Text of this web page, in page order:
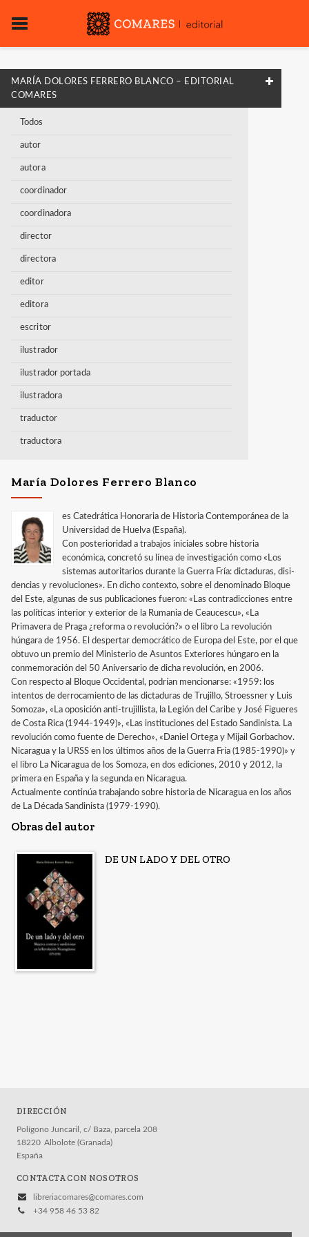
MARÍA DOLORES FERRERO BLANCO – EDITORIAL
COMARES
Todos
autor
autora
coordinador
coordinadora
director
directora
editor
editora
escritor
ilustrador
ilustrador portada
ilustradora
traductor
traductora
María Dolores Ferrero Blanco
es Catedrática Honoraria de Historia Contemporánea de la
Universidad de Huelva (España).
Con posterioridad a trabajos iniciales sobre historia
económica, concretó su línea de investigación como «Los
sistemas autoritarios durante la Guerra Fría: dictaduras, disi­
dencias y revoluciones». En dicho contexto, sobre el denominado Bloque
del Este, algunas de sus publicaciones fueron: «Las contradicciones entre
las políticas interior y exterior de la Rumania de Ceaucescu», «La
Primavera de Praga ¿reforma o revolución?» o el libro La revolución
húngara de 1956. El despertar democrático de Europa del Este, por el que
obtuvo un premio del Ministerio de Asuntos Exteriores húngaro en la
conmemoración del 50 Aniversario de dicha revolución, en 2006.
Con respecto al Bloque Occidental, podrían mencio­narse: «1959: los
intentos de derrocamiento de las dictaduras de Trujillo, Stroessner y Luis
Somoza», «La oposición anti-trujillista, la Legión del Caribe y José Figueres
de Costa Rica (1944-1949)», «Las instituciones del Estado Sandinista. La
revolución como fuente de Derecho», «Daniel Ortega y Mijail Gorbachov.
Nicaragua y la URSS en los últimos años de la Guerra Fría (1985-1990)» y
el libro La Nicaragua de los Somoza, en dos ediciones, 2010 y 2012, la
primera en España y la segunda en Nicaragua.
Actualmente continúa trabajando sobre historia de Nicaragua en los años
de La Década Sandinista (1979-1990).
Obras del autor
DE UN LADO Y DEL OTRO
DIRECCIÓN
Polígono Juncaril, c/ Baza, parcela 208
18220 Albolote (Granada)
España
CONTACTA CON NOSOTROS
libreriacomares@comares.com
+34 958 46 53 82